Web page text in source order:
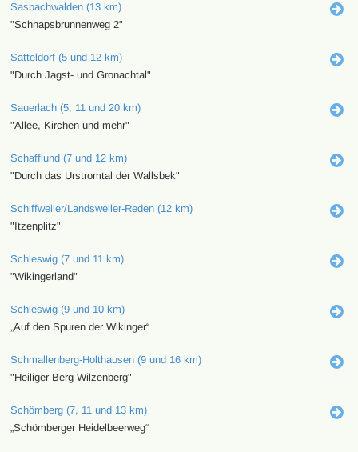
Sasbachwalden (13 km)
"Schnapsbrunnenweg 2"
Satteldorf (5 und 12 km)
"Durch Jagst- und Gronachtal"
Sauerlach (5, 11 und 20 km)
"Allee, Kirchen und mehr"
Schafflund (7 und 12 km)
"Durch das Urstromtal der Wallsbek"
Schiffweiler/Landsweiler-Reden (12 km)
"Itzenplitz"
Schleswig (7 und 11 km)
"Wikingerland"
Schleswig (9 und 10 km)
„Auf den Spuren der Wikinger“
Schmallenberg-Holthausen (9 und 16 km)
"Heiliger Berg Wilzenberg"
Schömberg (7, 11 und 13 km)
„Schömberger Heidelbeerweg“